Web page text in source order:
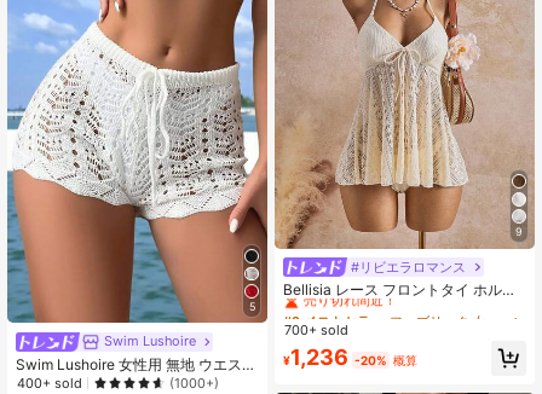
5
Swim Lushoire
Swim Lushoire 女性用 無地 ウエスト
絞り紐 中空デザイン カバーアップシ
400+ sold (1000+)
9
#リビエラロマンス
Bellisia レース フロントタイ ホルタ
ー ビーチドレス ビキニボトム付き
#2 ベストセラー
売り切れ間近！
#2 ベストセラー
売り切れ間近！
#2 ベストセラー
売り切れ間近！
#2 ベストセラー
ファブリック 女性のスイムドレス
売り切れ間近！
700+ sold
¥1,236 -20% 概算